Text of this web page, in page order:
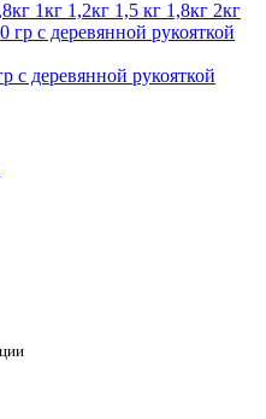
1кг 1,2кг 1,5 кг 1,8кг 2кг
деревянной рукояткой